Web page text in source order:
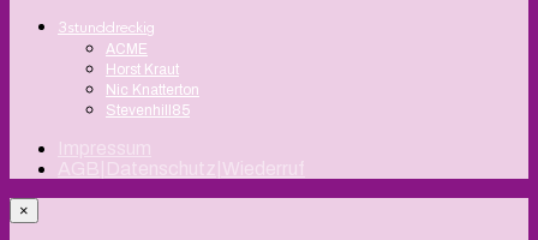
3stunddreckig
ACME
Horst Kraut
Nic Knatterton
Stevenhill85
Impressum
AGB|Datenschutz|Wiederruf
×